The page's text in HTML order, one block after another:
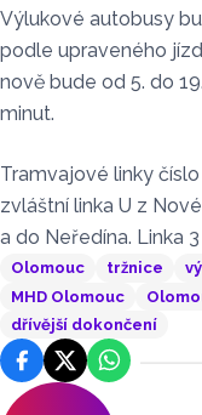
Výlukové autobusy
podle upraveného
nově bude od 5. do
minut.
Tramvajové linky
zvláštní linka U z
a do Neředína. Linka
Olomouc tržnice
MHD Olomouc
dřívější dokončení
FacebookPlatforma X
WhatsApp